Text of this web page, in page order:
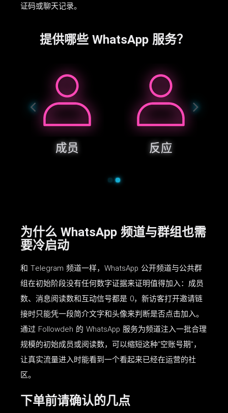
证码或聊天记录。
提供哪些 WhatsApp 服务？
成员 反应
为什么 WhatsApp 频道与群组也需
要冷启动
和 Telegram 频道一样，WhatsApp 公开频道与公共群
组在初始阶段没有任何数字证据来证明值得加入：成员
数、消息阅读数和互动信号都是 0，新访客打开邀请链
接时只能凭一段简介文字和头像来判断是否点击加入。
通过 Followdeh 的 WhatsApp 服务为频道注入一批合理
规模的初始成员或阅读数，可以缩短这种"空账号期"，
让真实流量进入时能看到一个看起来已经在运营的社
区。
下单前请确认的几点